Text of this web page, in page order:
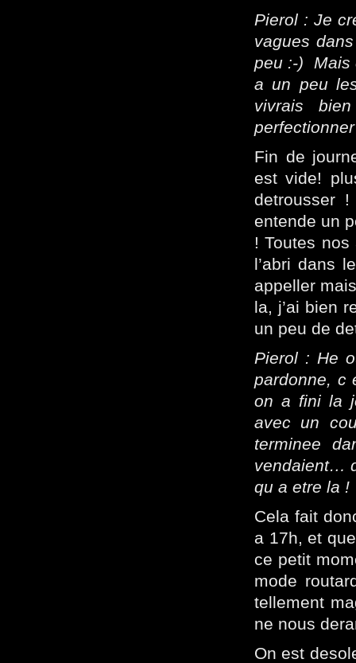
Pierol : Je
vagues
peu :-) Mais
a un peu
vivrais
Fin de
est vide!
detrousser
entende un
! Toutes
l’abri dans
appeller
la, j’ai bien
un peu de
Pierol : He
pardonne, c
on a fini la
avec un
terminee
vendaient…
qu a etre la !
Cela fait
a 17h, et
ce petit
mode
tellement
ne nous
On est